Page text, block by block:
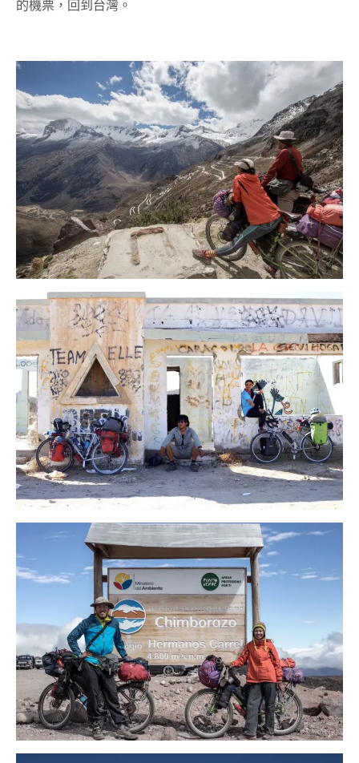
的機票，回到台灣。